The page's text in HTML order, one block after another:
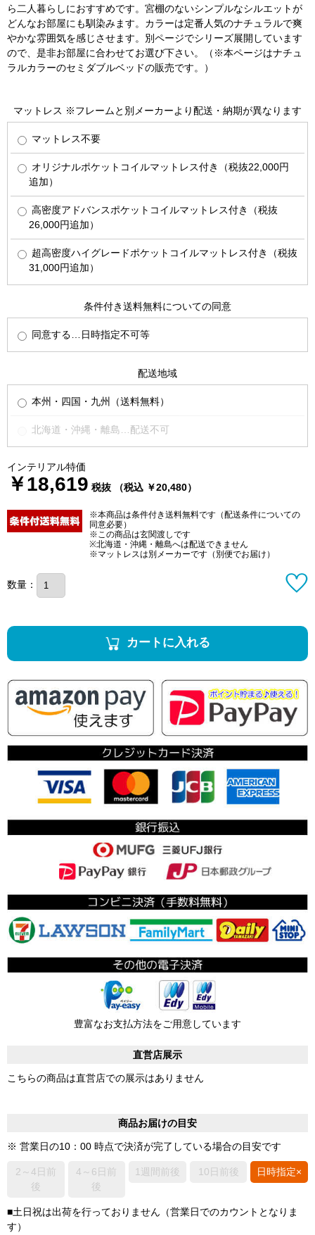
ら二人暮らしにおすすめです。宮棚のないシンプルなシルエットが
どんなお部屋にも馴染みます。カラーは定番人気のナチュラルで爽
やかな雰囲気を感じさせます。別ページでシリーズ展開しています
ので、是非お部屋に合わせてお選び下さい。（※本ページはナチュ
ラルカラーのセミダブルベッドの販売です。）
マットレス ※フレームと別メーカーより配送・納期が異なります
マットレス不要
オリジナルポケットコイルマットレス付き（税抜22,000円
追加）
高密度アドバンスポケットコイルマットレス付き（税抜
26,000円追加）
超高密度ハイグレードポケットコイルマットレス付き（税抜
31,000円追加）
条件付き送料無料についての同意
同意する…日時指定不可等
配送地域
本州・四国・九州（送料無料）
北海道・沖縄・離島…配送不可
インテリアル特価
￥18,619 税抜 （税込 ￥20,480）
※本商品は条件付き送料無料です（配送条件についての
同意必要）
※この商品は玄関渡しです
※北海道・沖縄・離島へは配送できません
※マットレスは別メーカーです（別便でお届け）
数量：
カートに入れる
豊富なお支払方法をご用意しています
直営店展示
こちらの商品は直営店での展示はありません
商品お届けの目安
※ 営業日の10：00 時点で決済が完了している場合の目安です
2～4日前
後
4～6日前
後
1週間前後 10日前後 日時指定×
■土日祝は出荷を行っておりません（営業日でのカウントとなりま
す）